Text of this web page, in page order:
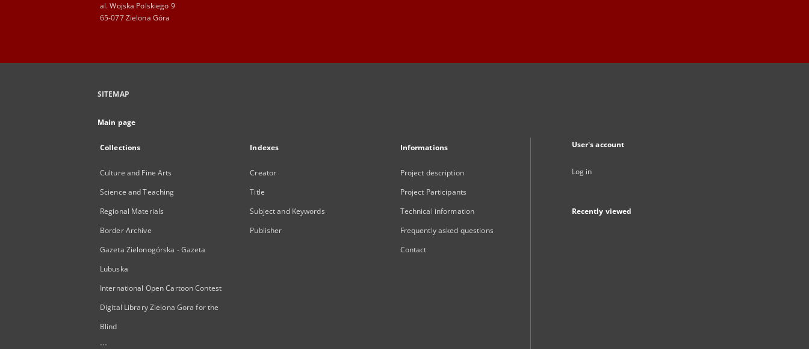
al. Wojska Polskiego 9
65-077 Zielona Góra
SITEMAP
Main page
Collections
Culture and Fine Arts
Science and Teaching
Regional Materials
Border Archive
Gazeta Zielonogórska - Gazeta
Lubuska
International Open Cartoon Contest
Digital Library Zielona Gora for the
Blind
...
Indexes
Creator
Title
Subject and Keywords
Publisher
Informations
Project description
Project Participants
Technical information
Frequently asked questions
Contact
User's account
Log in
Recently viewed